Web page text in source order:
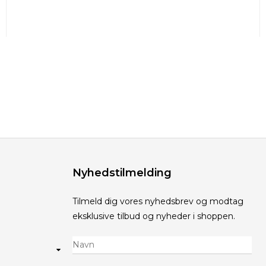
Nyhedstilmelding
Tilmeld dig vores nyhedsbrev og modtag
eksklusive tilbud og nyheder i shoppen.